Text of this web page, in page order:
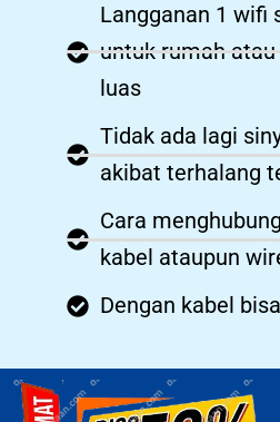
Langganan 1 wifi
untuk rumah
luas
Tidak ada lagi
akibat terhalang
Cara
kabel ataupun
Dengan kabel